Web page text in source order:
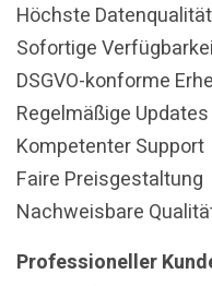
Höchste
Sofortige
DSGVO-konforme
Regelmäßige Updates
Kompetenter Support
Faire Preisgestaltung
Nachweisbare
Professioneller